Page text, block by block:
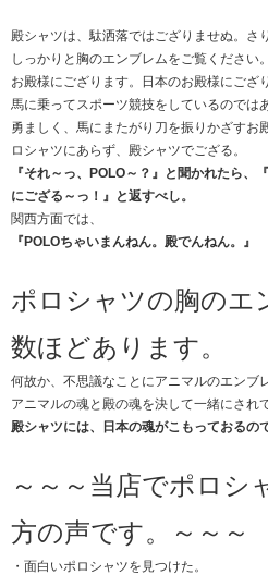
殿シャツは、駄洒落ではござりませぬ。さ
しっかりと胸のエンブレムをご覧ください。
お殿様にござります。日本のお殿様にござ
馬に乗ってスポーツ競技をしているのでは
勇ましく、馬にまたがり刀を振りかざすお
ロシャツにあらず、殿シャツでござる。
『それ～っ、POLO～？』と聞かれたら、
にござる～っ！』と返すべし。
関西方面では、
『POLOちゃいまんねん。殿でんねん。』
ポロシャツの胸のエ
数ほどあります。
何故か、不思議なことにアニマルのエンブ
アニマルの魂と殿の魂を決して一緒にされ
殿シャツには、日本の魂がこもっておるの
～～～当店でポロシ
方の声です。～～～
・面白いポロシャツを見つけた。